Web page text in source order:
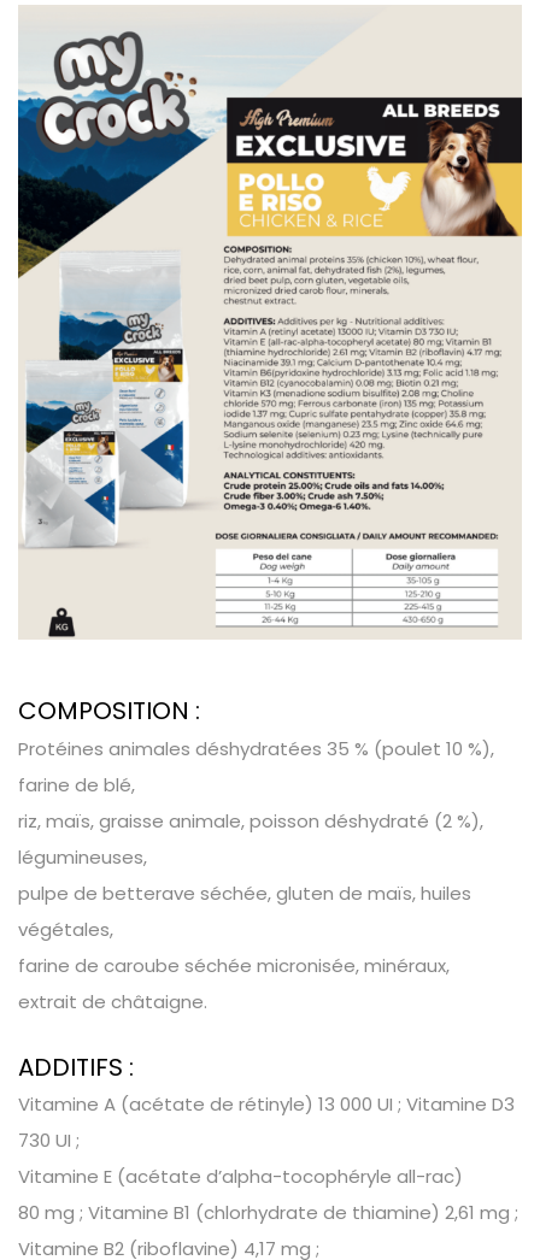
COMPOSITION :
Protéines animales déshydratées 35 % (poulet 10 %),
farine de blé,
riz, maïs, graisse animale, poisson déshydraté (2 %),
légumineuses,
pulpe de betterave séchée, gluten de maïs, huiles
végétales,
farine de caroube séchée micronisée, minéraux,
extrait de châtaigne.
ADDITIFS :
Vitamine A (acétate de rétinyle) 13 000 UI ; Vitamine D3
730 UI ;
Vitamine E (acétate d’alpha-tocophéryle all-rac)
80 mg ; Vitamine B1 (chlorhydrate de thiamine) 2,61 mg ;
Vitamine B2 (riboflavine) 4,17 mg ;